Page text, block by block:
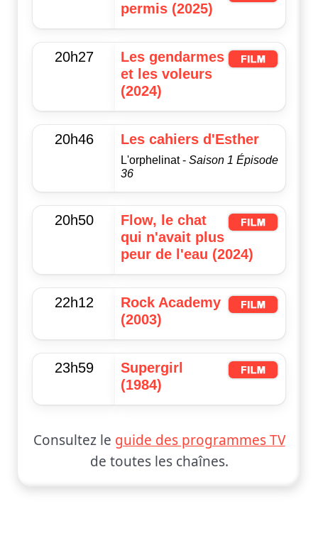
permis (2025)
20h27
Les gendarmes
et les voleurs
(2024)
20h46 Les cahiers d'Esther
L'orphelinat - Saison 1 Épisode
36
20h50
Flow, le chat
qui n'avait plus
peur de l'eau (2024)
22h12
Rock Academy
(2003)
23h59
Supergirl
(1984)
Consultez le guide des programmes TV
de toutes les chaînes.